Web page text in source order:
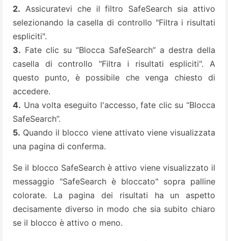
2. Assicuratevi che il filtro SafeSearch sia attivo
selezionando la casella di controllo "Filtra i risultati
espliciti".
3. Fate clic su “Blocca SafeSearch” a destra della
casella di controllo "Filtra i risultati espliciti". A
questo punto, è possibile che venga chiesto di
accedere.
4. Una volta eseguito l'accesso, fate clic su “Blocca
SafeSearch”.
5. Quando il blocco viene attivato viene visualizzata
una pagina di conferma.
Se il blocco SafeSearch è attivo viene visualizzato il
messaggio "SafeSearch è bloccato" sopra palline
colorate. La pagina dei risultati ha un aspetto
decisamente diverso in modo che sia subito chiaro
se il blocco è attivo o meno.